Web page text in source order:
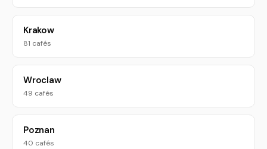
Krakow
81 cafés
Wroclaw
49 cafés
Poznan
40 cafés